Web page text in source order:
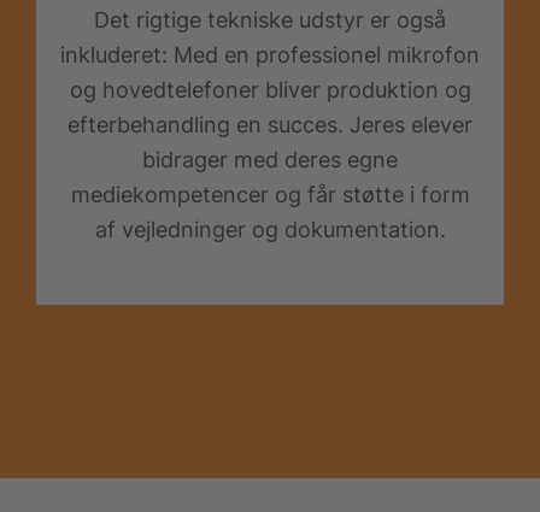
Det rigtige tekniske udstyr er også
inkluderet: Med en professionel mikrofon
og hovedtelefoner bliver produktion og
efterbehandling en succes. Jeres elever
bidrager med deres egne
mediekompetencer og får støtte i form
af vejledninger og dokumentation.